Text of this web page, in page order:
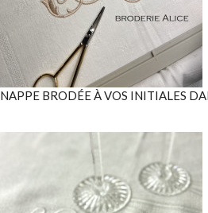
NAPPE BRODÉE À VOS INITIALES